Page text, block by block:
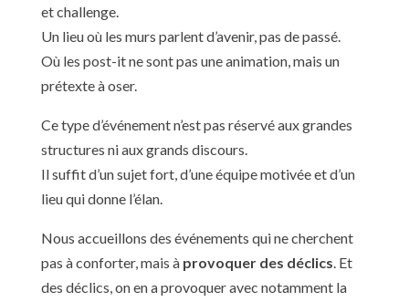
et challenge.
Un lieu où les murs parlent d’avenir, pas de passé.
Où les post-it ne sont pas une animation, mais un
prétexte à oser.
Ce type d’événement n’est pas réservé aux grandes
structures ni aux grands discours.
Il suffit d’un sujet fort, d’une équipe motivée et d’un
lieu qui donne l’élan.
Nous accueillons des événements qui ne cherchent
pas à conforter, mais à provoquer des déclics. Et
des déclics, on en a provoquer avec notamment la